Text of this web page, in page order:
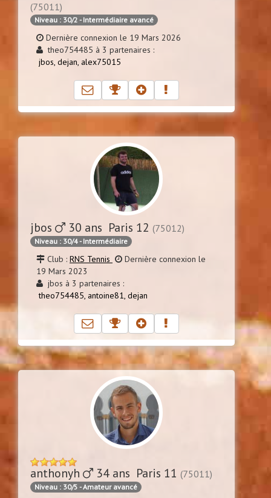
(75011)
Niveau : 30/2 - Intermédiaire avancé
Dernière connexion le 19 Mars 2026
theo754485 à 3 partenaires :
jbos, dejan, alex75015
jbos 30 ans Paris 12 (75012)
Niveau : 30/4 - Intermédiaire
Club : RNS Tennis
Dernière connexion le
19 Mars 2023
jbos à 3 partenaires :
theo754485, antoine81, dejan
anthonyh 34 ans Paris 11 (75011)
Niveau : 30/5 - Amateur avancé